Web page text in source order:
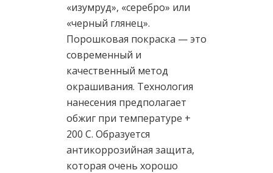
«изумруд», «серебро» или
«черный глянец».
Порошковая покраска — это
современный и
качественный метод
окрашивания. Технология
нанесения предполагает
обжиг при температуре +
200 С. Образуется
антикоррозийная защита,
которая очень хорошо